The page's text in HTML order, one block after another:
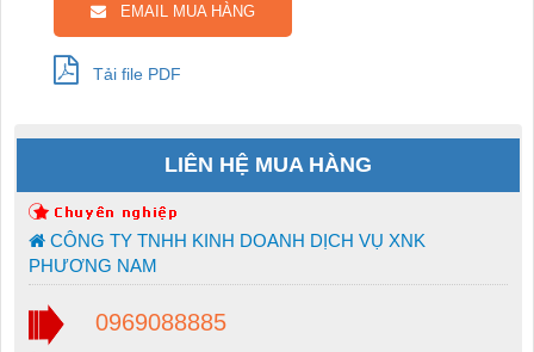
EMAIL MUA HÀNG
Tải file PDF
LIÊN HỆ MUA HÀNG
CÔNG TY TNHH KINH DOANH DỊCH VỤ XNK
PHƯƠNG NAM
0969088885